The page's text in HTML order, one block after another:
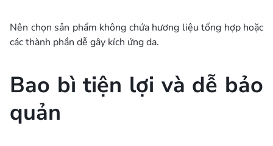
Nên chọn sản phẩm không chứa hương liệu tổng hợp hoặc
các thành phần dễ gây kích ứng da.
Bao bì tiện lợi và dễ bảo
quản